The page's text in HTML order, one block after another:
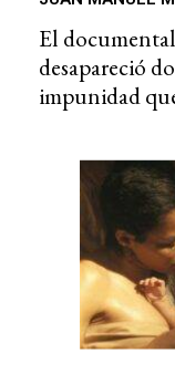
El
desapareció
impunidad